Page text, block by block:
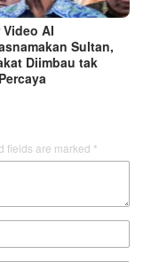
Video AI
Sultan,
Diimbau tak
fields are marked *